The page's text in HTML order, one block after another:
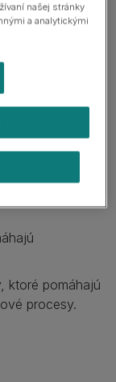
DIETS
s nízkou
ktoré pomáhajú
procesy.
našej stránky
a analytickými